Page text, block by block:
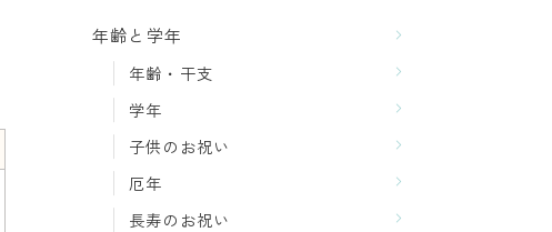
年齢と学年
年齢・干支
学年
子供のお祝い
厄年
長寿のお祝い